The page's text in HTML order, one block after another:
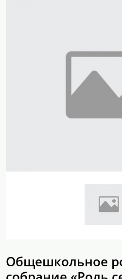
Общешкольное